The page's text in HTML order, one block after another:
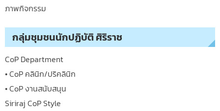
ภาพกิจกรรม
กลุ่มชุมชนนักปฏิบัติ ศิริราช
CoP Department
• CoP คลินิก/ปริคลินิก
• CoP งานสนับสนุน
Siriraj CoP Style